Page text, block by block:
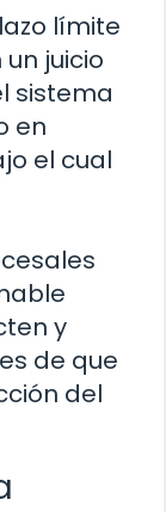
límite
juicio
sistema
en
el cual
y
de que
del